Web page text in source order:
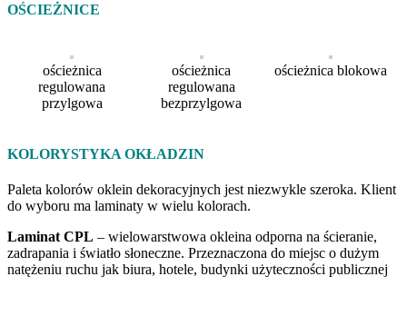
OŚCIEŻNICE
ościeżnica
regulowana
przylgowa
ościeżnica
regulowana
bezprzylgowa
ościeżnica blokowa
KOLORYSTYKA OKŁADZIN
Paleta kolorów oklein dekoracyjnych jest niezwykle szeroka. Klient
do wyboru ma laminaty w wielu kolorach.
Laminat CPL – wielowarstwowa okleina odporna na ścieranie,
zadrapania i światło słoneczne. Przeznaczona do miejsc o dużym
natężeniu ruchu jak biura, hotele, budynki użyteczności publicznej